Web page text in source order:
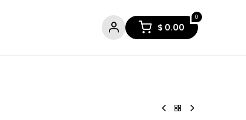
0
$ 0.00